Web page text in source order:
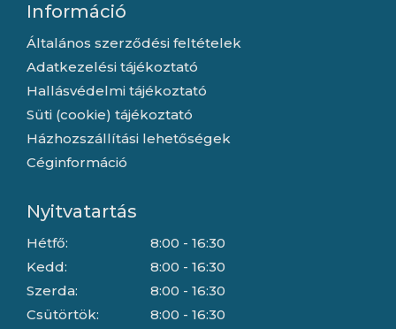
Információ
Általános szerződési feltételek
Adatkezelési tájékoztató
Hallásvédelmi tájékoztató
Süti (cookie) tájékoztató
Házhozszállítási lehetőségek
Céginformáció
Nyitvatartás
Hétfő:
Kedd:
Szerda:
Csütörtök:
8:00 - 16:30
8:00 - 16:30
8:00 - 16:30
8:00 - 16:30